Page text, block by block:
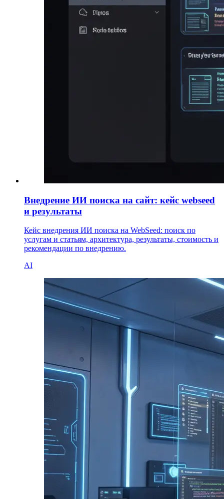
Внедрение ИИ поиска на сайт: кейс webseed
и результаты
Кейс внедрения ИИ поиска на WebSeed: поиск по
услугам и статьям, архитектура, результаты, стоимость и
рекомендации по внедрению.
AI